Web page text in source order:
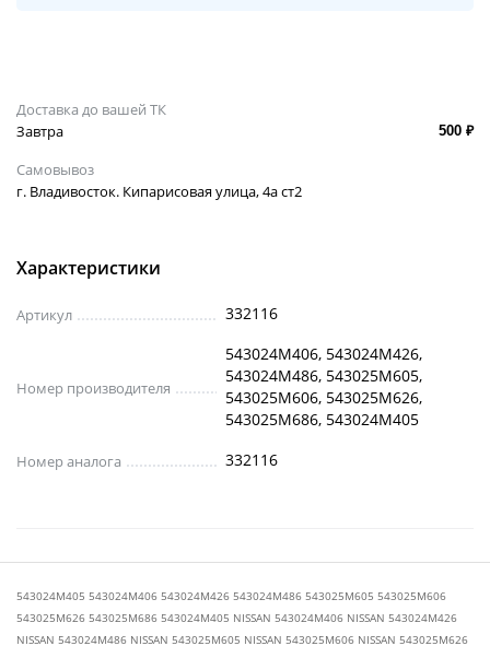
Доставка до вашей ТК
Завтра
500 ₽
Самовывоз
г. Владивосток. Кипарисовая улица, 4а ст2
Характеристики
Артикул 332116
Номер производителя
543024M406, 543024M426,
543024M486, 543025M605,
543025M606, 543025M626,
543025M686, 543024M405
Номер аналога 332116
543024M405 543024M406 543024M426 543024M486 543025M605 543025M606
543025M626 543025M686 543024M405 NISSAN 543024M406 NISSAN 543024M426
NISSAN 543024M486 NISSAN 543025M605 NISSAN 543025M606 NISSAN 543025M626